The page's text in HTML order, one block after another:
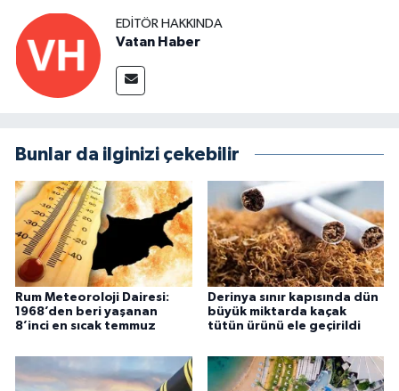
EDITÖR HAKKINDA
Vatan Haber
Bunlar da ilginizi çekebilir
Rum Meteoroloji Dairesi:
1968’den beri yaşanan
8’inci en sıcak temmuz
Derinya sınır kapısında dün
büyük miktarda kaçak
tütün ürünü ele geçirildi